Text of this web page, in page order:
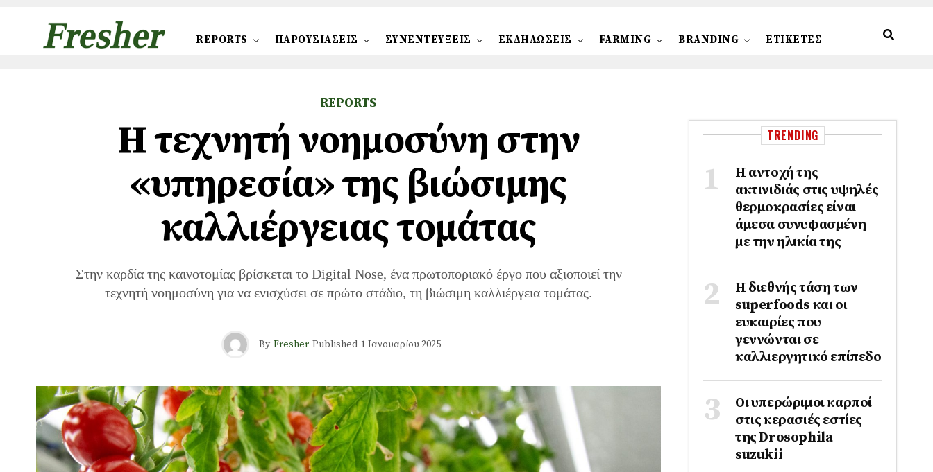
REPORTS ΠΑΡΟΥΣΙΑΣΕΙΣ ΣΥΝΕΝΤΕΥΞΕΙΣ ΕΚΔΗΛΩΣΕΙΣ FARMING BRANDING ΕΤΙΚΕΤΕΣ
REPORTS
Η τεχνητή νοημοσύνη στην
«υπηρεσία» της βιώσιμης
καλλιέργειας τομάτας
Στην καρδία της καινοτομίας βρίσκεται το Digital Nose, ένα πρωτοποριακό έργο που αξιοποιεί την
τεχνητή νοημοσύνη για να ενισχύσει σε πρώτο στάδιο, τη βιώσιμη καλλιέργεια τομάτας.
By Fresher Published 1 Ιανουαρίου 2025
TRENDING
Η αντοχή της
ακτινιδιάς στις υψηλές
θερμοκρασίες είναι
άμεσα συνυφασμένη
με την ηλικία της
Η διεθνής τάση των
superfoods και οι
ευκαιρίες που
γεννώνται σε
καλλιεργητικό επίπεδο
Οι υπερώριμοι καρποί
στις κερασιές εστίες
της Drosophila
suzukii